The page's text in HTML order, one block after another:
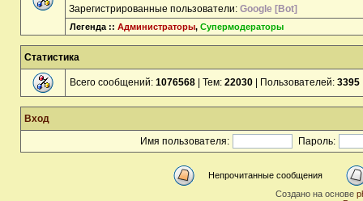
Зарегистрированные пользователи: Google [Bot]
Легенда :: Администраторы, Супермодераторы
Статистика
Всего сообщений: 1076568 | Тем: 22030 | Пользователей: 3395
Вход
Имя пользователя:
Пароль:
Непрочитанные сообщения
Создано на основе